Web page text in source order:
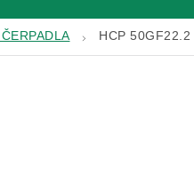
HCP 50GF22.2